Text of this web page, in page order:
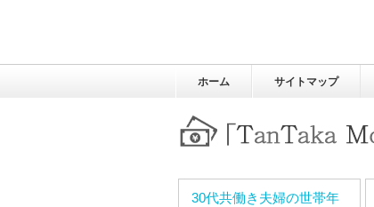
ホーム サイトマップ
30代共働き夫婦の世帯年